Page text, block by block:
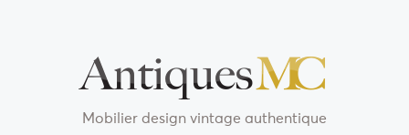
Mobilier design vintage authentique